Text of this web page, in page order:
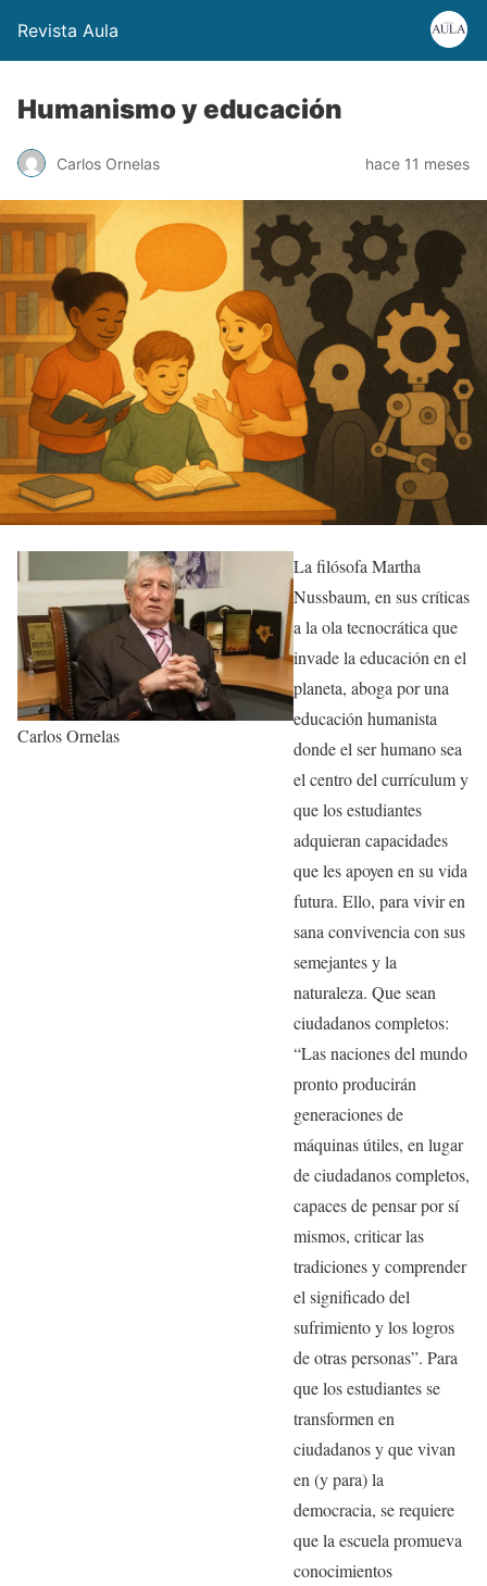
Revista Aula
Humanismo y educación
Carlos Ornelas hace 11 meses
Carlos Ornelas
La filósofa Martha
Nussbaum, en sus críticas
a la ola tecnocrática que
invade la educación en el
planeta, aboga por una
educación humanista
donde el ser humano sea
el centro del currículum y
que los estudiantes
adquieran capacidades
que les apoyen en su vida
futura. Ello, para vivir en
sana convivencia con sus
semejantes y la
naturaleza. Que sean
ciudadanos completos:
“Las naciones del mundo
pronto producirán
generaciones de
máquinas útiles, en lugar
de ciudadanos completos,
capaces de pensar por sí
mismos, criticar las
tradiciones y comprender
el significado del
sufrimiento y los logros
de otras personas”. Para
que los estudiantes se
transformen en
ciudadanos y que vivan
en (y para) la
democracia, se requiere
que la escuela promueva
conocimientos